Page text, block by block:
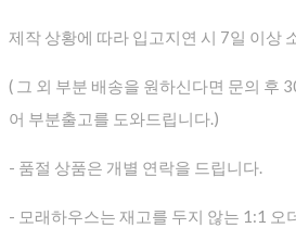
제작 상황에 따라 입고지연 시 7일 이상
( 그 외 부분 배송을 원하신다면 문의 후
어 부분출고를 도와드립니다.)
- 품절 상품은 개별 연락을 드립니다.
- 모래하우스는 재고를 두지 않는 1:1 오